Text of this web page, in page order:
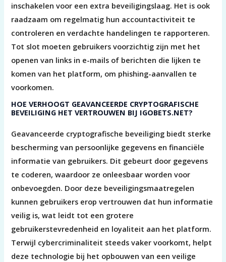
inschakelen voor een extra beveiligingslaag. Het is ook
raadzaam om regelmatig hun accountactiviteit te
controleren en verdachte handelingen te rapporteren.
Tot slot moeten gebruikers voorzichtig zijn met het
openen van links in e-mails of berichten die lijken te
komen van het platform, om phishing-aanvallen te
voorkomen.
HOE VERHOOGT GEAVANCEERDE CRYPTOGRAFISCHE
BEVEILIGING HET VERTROUWEN BIJ IGOBETS.NET?
Geavanceerde cryptografische beveiliging biedt sterke
bescherming van persoonlijke gegevens en financiële
informatie van gebruikers. Dit gebeurt door gegevens
te coderen, waardoor ze onleesbaar worden voor
onbevoegden. Door deze beveiligingsmaatregelen
kunnen gebruikers erop vertrouwen dat hun informatie
veilig is, wat leidt tot een grotere
gebruikerstevredenheid en loyaliteit aan het platform.
Terwijl cybercriminaliteit steeds vaker voorkomt, helpt
deze technologie bij het opbouwen van een veilige